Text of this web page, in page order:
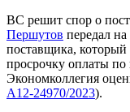
ВС решит спор о
Першутов передал на
поставщика, который
просрочку оплаты по
Экономколлегия
А12-24970/2023).